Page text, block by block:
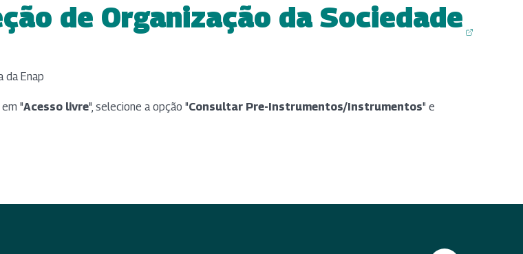
de Organização da Sociedade
da Enap
"Acesso livre", selecione a opção "Consultar Pre-Instrumentos/Instrumentos" e